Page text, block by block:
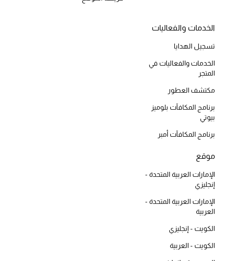
المكياج
العناية بالبشرة
مستحضرات العناية
مستحضرات الاستحمام والعناية بالجسم
العناية بالشعر
الجمال في بلوميز
هدايا
الخدمات والفعاليات
تسجيل الهدايا
الخدمات والفعاليات في
المتجر
مكتشف العطور
برنامج المكافآت بلوميز
بيوتي
برنامج المكافآت أمبر
موقع
الإمارات العربية المتحدة -
إنجليزي
الإمارات العربية المتحدة -
العربية
الكويت - إنجليزي
الكويت - العربية